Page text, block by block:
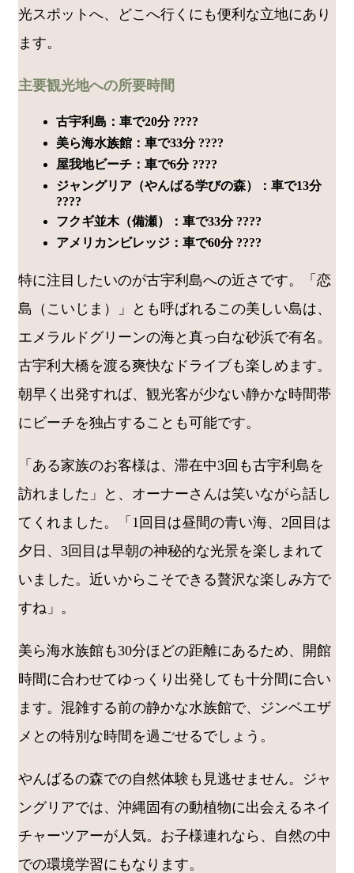
光スポットへ、どこへ行くにも便利な立地にあり
ます。
主要観光地への所要時間
古宇利島：車で20分 ????
美ら海水族館：車で33分 ????
屋我地ビーチ：車で6分 ????️
ジャングリア（やんばる学びの森）：車で13分
????
フクギ並木（備瀬）：車で33分 ????
アメリカンビレッジ：車で60分 ????
特に注目したいのが古宇利島への近さです。「恋
島（こいじま）」とも呼ばれるこの美しい島は、
エメラルドグリーンの海と真っ白な砂浜で有名。
古宇利大橋を渡る爽快なドライブも楽しめます。
朝早く出発すれば、観光客が少ない静かな時間帯
にビーチを独占することも可能です。
「ある家族のお客様は、滞在中3回も古宇利島を
訪れました」と、オーナーさんは笑いながら話し
てくれました。「1回目は昼間の青い海、2回目は
夕日、3回目は早朝の神秘的な光景を楽しまれて
いました。近いからこそできる贅沢な楽しみ方で
すね」。
美ら海水族館も30分ほどの距離にあるため、開館
時間に合わせてゆっくり出発しても十分間に合い
ます。混雑する前の静かな水族館で、ジンベエザ
メとの特別な時間を過ごせるでしょう。
やんばるの森での自然体験も見逃せません。ジャ
ングリアでは、沖縄固有の動植物に出会えるネイ
チャーツアーが人気。お子様連れなら、自然の中
での環境学習にもなります。